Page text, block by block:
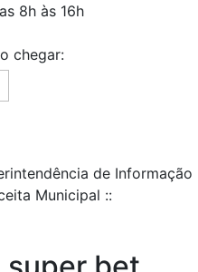
8h às 16h
chegar:
de Informação
Municipal ::